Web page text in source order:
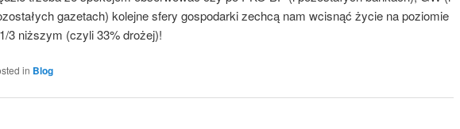
gazetach) kolejne sfery gospodarki zechcą nam wcisnąć życie na poziomie
3 niższym (czyli 33% drożej)!
in Blog